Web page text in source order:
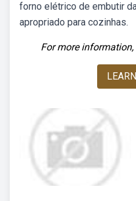
forno elétrico de embutir
apropriado para cozinhas.
For more